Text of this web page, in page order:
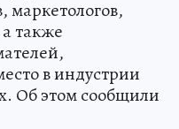
маркетологов,
также
в индустрии
Об этом сообщили